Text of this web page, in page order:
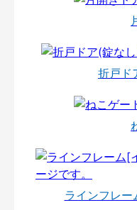
折戸ド
ラインフレ